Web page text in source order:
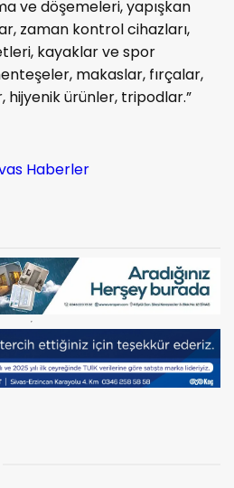
ve döşemeleri, yapışkan
zaman kontrol cihazları,
kayaklar ve spor
makaslar, fırçalar,
ürünler, tripodlar.”
Haberler